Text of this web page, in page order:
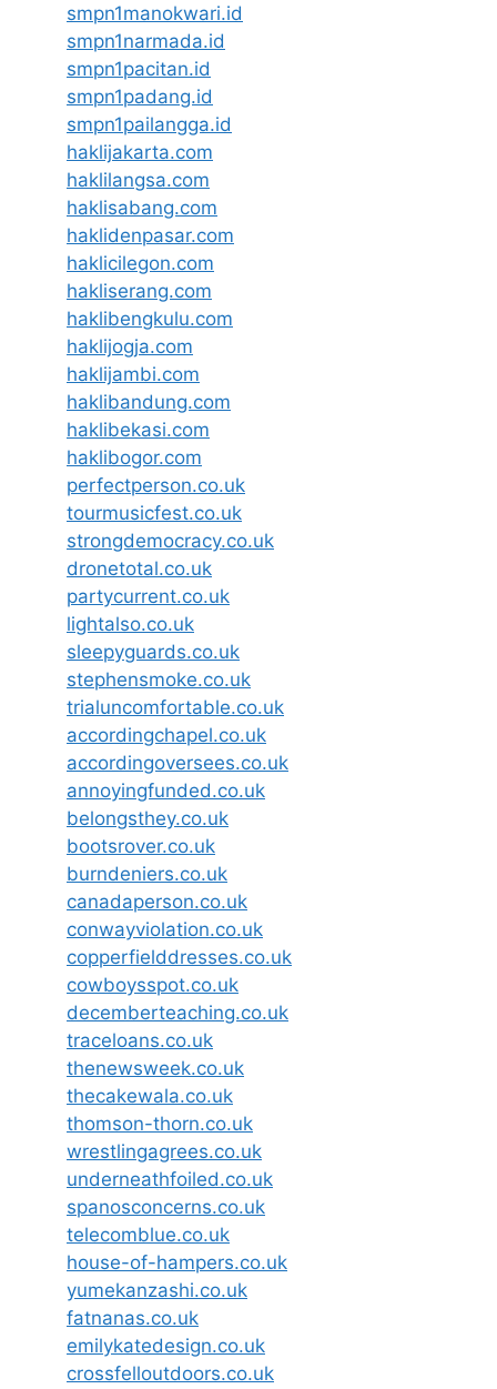
smpn1manokwari.id
smpn1narmada.id
smpn1pacitan.id
smpn1padang.id
smpn1pailangga.id
haklijakarta.com
haklilangsa.com
haklisabang.com
haklidenpasar.com
haklicilegon.com
hakliserang.com
haklibengkulu.com
haklijogja.com
haklijambi.com
haklibandung.com
haklibekasi.com
haklibogor.com
perfectperson.co.uk
tourmusicfest.co.uk
strongdemocracy.co.uk
dronetotal.co.uk
partycurrent.co.uk
lightalso.co.uk
sleepyguards.co.uk
stephensmoke.co.uk
trialuncomfortable.co.uk
accordingchapel.co.uk
accordingoversees.co.uk
annoyingfunded.co.uk
belongsthey.co.uk
bootsrover.co.uk
burndeniers.co.uk
canadaperson.co.uk
conwayviolation.co.uk
copperfielddresses.co.uk
cowboysspot.co.uk
decemberteaching.co.uk
traceloans.co.uk
thenewsweek.co.uk
thecakewala.co.uk
thomson-thorn.co.uk
wrestlingagrees.co.uk
underneathfoiled.co.uk
spanosconcerns.co.uk
telecomblue.co.uk
house-of-hampers.co.uk
yumekanzashi.co.uk
fatnanas.co.uk
emilykatedesign.co.uk
crossfelloutdoors.co.uk